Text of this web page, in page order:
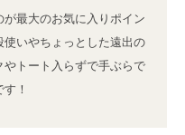
最大のお気に入りポイン
使いやちょっとした遠出の
トート入らずで手ぶらで
！